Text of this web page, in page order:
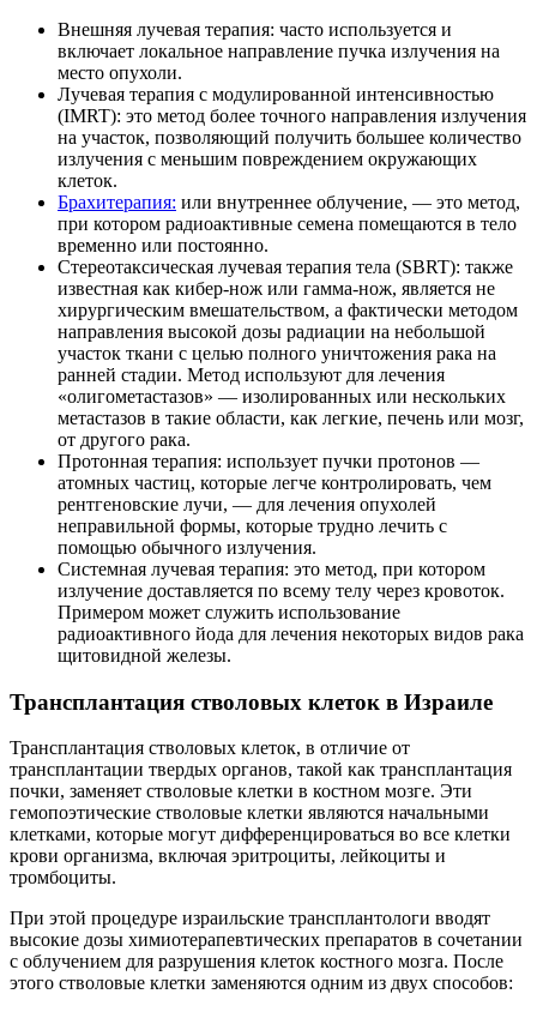
Внешняя лучевая терапия: часто используется и
включает локальное направление пучка излучения на
место опухоли.
Лучевая терапия с модулированной интенсивностью
(IMRT): это метод более точного направления излучения
на участок, позволяющий получить большее количество
излучения с меньшим повреждением окружающих
клеток.
Брахитерапия: или внутреннее облучение, — это метод,
при котором радиоактивные семена помещаются в тело
временно или постоянно.
Стереотаксическая лучевая терапия тела (SBRT): также
известная как кибер-нож или гамма-нож, является не
хирургическим вмешательством, а фактически методом
направления высокой дозы радиации на небольшой
участок ткани с целью полного уничтожения рака на
ранней стадии. Метод используют для лечения
«олигометастазов» — изолированных или нескольких
метастазов в такие области, как легкие, печень или мозг,
от другого рака.
Протонная терапия: использует пучки протонов —
атомных частиц, которые легче контролировать, чем
рентгеновские лучи, — для лечения опухолей
неправильной формы, которые трудно лечить с
помощью обычного излучения.
Системная лучевая терапия: это метод, при котором
излучение доставляется по всему телу через кровоток.
Примером может служить использование
радиоактивного йода для лечения некоторых видов рака
щитовидной железы.
Трансплантация стволовых клеток в Израиле
Трансплантация стволовых клеток, в отличие от
трансплантации твердых органов, такой как трансплантация
почки, заменяет стволовые клетки в костном мозге. Эти
гемопоэтические стволовые клетки являются начальными
клетками, которые могут дифференцироваться во все клетки
крови организма, включая эритроциты, лейкоциты и
тромбоциты.
При этой процедуре израильские трансплантологи вводят
высокие дозы химиотерапевтических препаратов в сочетании
с облучением для разрушения клеток костного мозга. После
этого стволовые клетки заменяются одним из двух способов: